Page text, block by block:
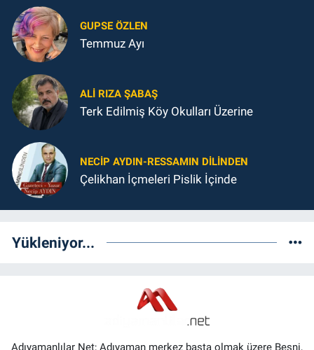
GUPSE ÖZLEN
Temmuz Ayı
ALI RIZA ŞABAŞ
Terk Edilmiş Köy Okulları Üzerine
NECIP AYDIN-RESSAMIN DILINDEN
Çelikhan İçmeleri Pislik İçinde
Yükleniyor...
Adıyamanlılar Net; Adıyaman merkez başta olmak üzere Besni,